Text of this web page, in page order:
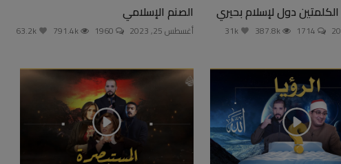
دول لإسلام بحيري
1714
387.8k
الصنم الإسلامي
أغسطس 25, 2023 791.4k
63.2k